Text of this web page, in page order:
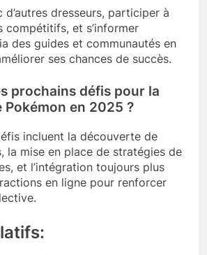
d’autres dresseurs, participer à
compétitifs, et s’informer
des guides et communautés en
ses chances de succès.
prochains défis pour la
en 2025 ?
incluent la découverte de
la mise en place de stratégies de
et l’intégration toujours plus
en ligne pour renforcer